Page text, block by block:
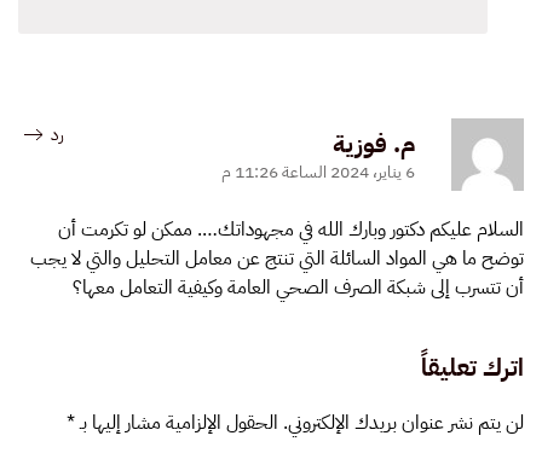
م. فوزية
6 يناير، 2024 الساعة 11:26 م
رد
السلام عليكم دكتور وبارك الله في مجهوداتك…. ممكن لو تكرمت أن
توضح ما هي المواد السائلة التي تنتج عن معامل التحليل والتي لا يجب
أن تتسرب إلى شبكة الصرف الصحي العامة وكيفية التعامل معها؟
اترك تعليقاً
لن يتم نشر عنوان بريدك الإلكتروني. الحقول الإلزامية مشار إليها بـ*